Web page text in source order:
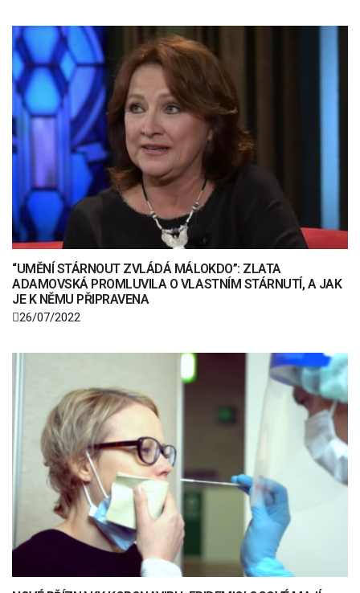
“UMĚNÍ STÁRNOUT ZVLÁDÁ MÁLOKDO”: ZLATA
ADAMOVSKÁ PROMLUVILA O VLASTNÍM STÁRNUTÍ, A JAK
JE K NĚMU PŘIPRAVENA
26/07/2022